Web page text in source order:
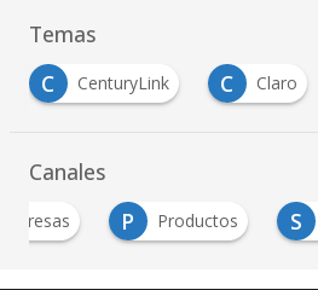
Temas
C
CenturyLink C Claro
Canales
P Productos S